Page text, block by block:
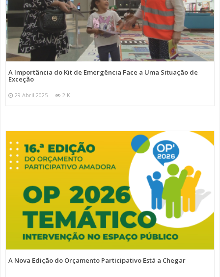
A Importância do Kit de Emergência Face a Uma Situação de
Exceção
29 Abril 2025 2 K
A Nova Edição do Orçamento Participativo Está a Chegar